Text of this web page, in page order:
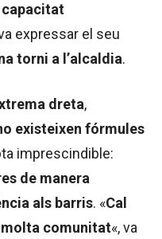
capacitat
expressar el seu
torni a l’alcaldia.
dreta,
existeixen fórmules
imprescindible:
de manera
als barris. «Cal
comunitat«, va